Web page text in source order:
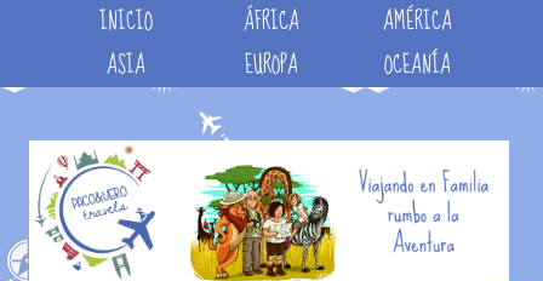
INICIO ÁFRICA
AMÉRICA
ASIA
EUROPA OCEANÍA